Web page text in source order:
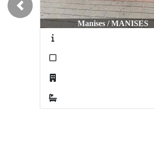
Manises / MANISESValencia / olivereta
Previous